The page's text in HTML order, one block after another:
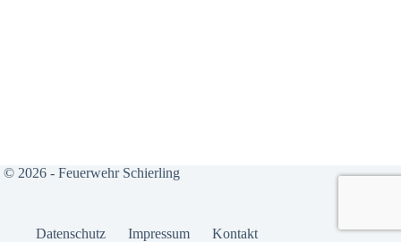
© 2026 - Feuerwehr Schierling
Daten­schutz Impres­sum Kon­takt